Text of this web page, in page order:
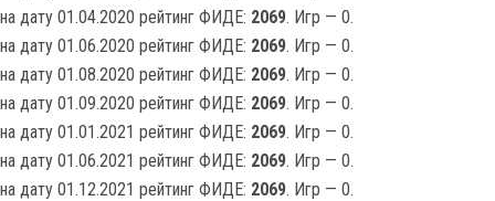
на дату 01.04.2020 рейтинг ФИДЕ: 2069. Игр — 0.
на дату 01.06.2020 рейтинг ФИДЕ: 2069. Игр — 0.
на дату 01.08.2020 рейтинг ФИДЕ: 2069. Игр — 0.
на дату 01.09.2020 рейтинг ФИДЕ: 2069. Игр — 0.
на дату 01.01.2021 рейтинг ФИДЕ: 2069. Игр — 0.
на дату 01.06.2021 рейтинг ФИДЕ: 2069. Игр — 0.
на дату 01.12.2021 рейтинг ФИДЕ: 2069. Игр — 0.